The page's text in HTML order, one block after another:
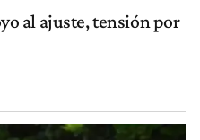
al ajuste, tensión por